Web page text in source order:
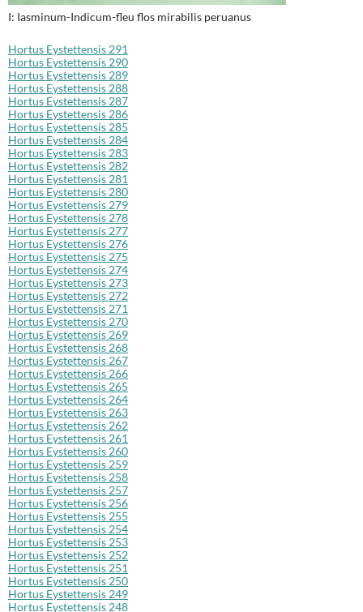
I: Iasminum-Indicum-fleu flos mirabilis peruanus
Hortus Eystettensis 291
Hortus Eystettensis 290
Hortus Eystettensis 289
Hortus Eystettensis 288
Hortus Eystettensis 287
Hortus Eystettensis 286
Hortus Eystettensis 285
Hortus Eystettensis 284
Hortus Eystettensis 283
Hortus Eystettensis 282
Hortus Eystettensis 281
Hortus Eystettensis 280
Hortus Eystettensis 279
Hortus Eystettensis 278
Hortus Eystettensis 277
Hortus Eystettensis 276
Hortus Eystettensis 275
Hortus Eystettensis 274
Hortus Eystettensis 273
Hortus Eystettensis 272
Hortus Eystettensis 271
Hortus Eystettensis 270
Hortus Eystettensis 269
Hortus Eystettensis 268
Hortus Eystettensis 267
Hortus Eystettensis 266
Hortus Eystettensis 265
Hortus Eystettensis 264
Hortus Eystettensis 263
Hortus Eystettensis 262
Hortus Eystettensis 261
Hortus Eystettensis 260
Hortus Eystettensis 259
Hortus Eystettensis 258
Hortus Eystettensis 257
Hortus Eystettensis 256
Hortus Eystettensis 255
Hortus Eystettensis 254
Hortus Eystettensis 253
Hortus Eystettensis 252
Hortus Eystettensis 251
Hortus Eystettensis 250
Hortus Eystettensis 249
Hortus Eystettensis 248